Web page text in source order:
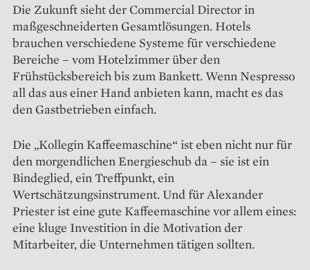
Die Zukunft sieht der Commercial Director in
maßgeschneiderten Gesamtlösungen. Hotels
brauchen verschiedene Systeme für verschiedene
Bereiche – vom Hotelzimmer über den
Frühstücksbereich bis zum Bankett. Wenn Nespresso
all das aus einer Hand anbieten kann, macht es das
den Gastbetrieben einfach.
Die „Kollegin Kaffeemaschine“ ist eben nicht nur für
den morgendlichen Energieschub da – sie ist ein
Bindeglied, ein Treffpunkt, ein
Wertschätzungsinstrument. Und für Alexander
Priester ist eine gute Kaffeemaschine vor allem eines:
eine kluge Investition in die Motivation der
Mitarbeiter, die Unternehmen tätigen sollten.